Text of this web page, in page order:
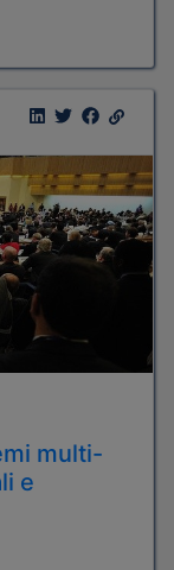
multi-
e